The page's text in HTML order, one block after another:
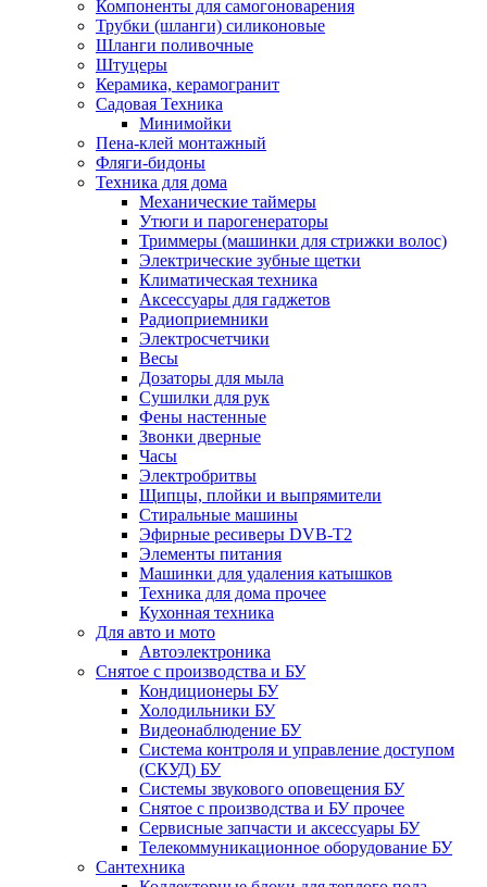
Компоненты для самогоноварения
Трубки (шланги) силиконовые
Шланги поливочные
Штуцеры
Керамика, керамогранит
Садовая Техника
Минимойки
Пена-клей монтажный
Фляги-бидоны
Техника для дома
Механические таймеры
Утюги и парогенераторы
Триммеры (машинки для стрижки волос)
Электрические зубные щетки
Климатическая техника
Аксессуары для гаджетов
Радиоприемники
Электросчетчики
Весы
Дозаторы для мыла
Сушилки для рук
Фены настенные
Звонки дверные
Часы
Электробритвы
Щипцы, плойки и выпрямители
Стиральные машины
Эфирные ресиверы DVB-T2
Элементы питания
Машинки для удаления катышков
Техника для дома прочее
Кухонная техника
Для авто и мото
Автоэлектроника
Снятое с производства и БУ
Кондиционеры БУ
Холодильники БУ
Видеонаблюдение БУ
Система контроля и управление доступом
(СКУД) БУ
Системы звукового оповещения БУ
Снятое с производства и БУ прочее
Сервисные запчасти и аксессуары БУ
Телекоммуникационное оборудование БУ
Сантехника